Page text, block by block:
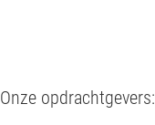
Onze opdrachtgevers: